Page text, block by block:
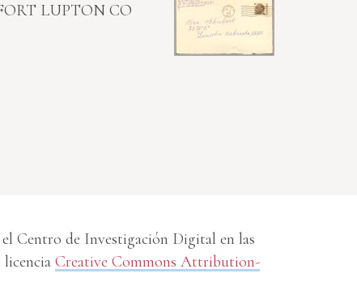
LUPTON CO
Centro de Investigación Digital en las
Creative Commons Attribution-